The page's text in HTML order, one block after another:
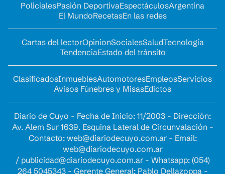
PolicialesPasión DeportivaEspectáculosArgentina
El MundoRecetasEn las redes
Cartas del lectorOpinionSocialesSaludTecnología
TendenciaEstado del tránsito
ClasificadosInmueblesAutomotoresEmpleosServicios
Avisos Fúnebres y MisasEdictos
Diario de Cuyo - Fecha de Inicio: 11/2003 - Dirección:
Av. Alem Sur 1639. Esquina Lateral de Circunvalación -
Contacto: web@diariodecuyo.com.ar- Email:
web@diariodecuyo.com.ar
/ publicidad@diariodecuyo.com.ar- Whatsapp: (054)
264 5045343 - Gerente General: Pablo Dellazoppa -